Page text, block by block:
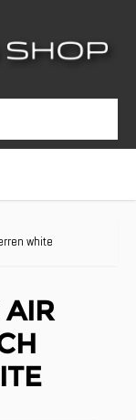
white
AIR